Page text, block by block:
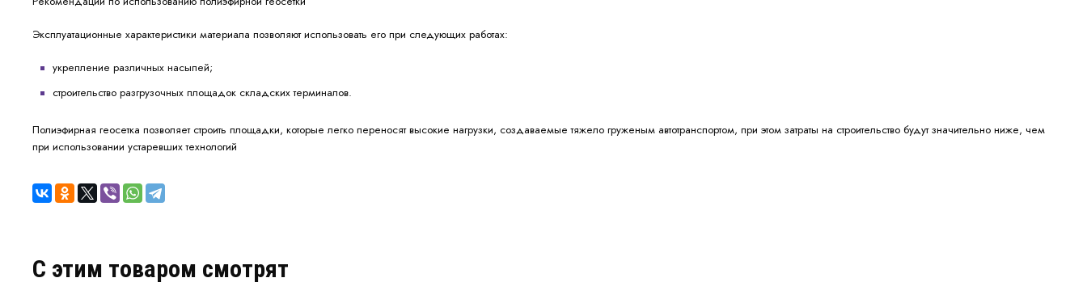
Эксплуатационные характеристики материала позволяют использовать его при следующих работах:
укрепление различных насыпей;
строительство разгрузочных площадок складских терминалов.
Полиэфирная геосетка позволяет строить площадки, которые легко переносят высокие нагрузки, создаваемые тяжело груженым автотранспортом, при этом затраты на строительство будут значительно ниже, чем
при использовании устаревших технологий
C этим товаром смотрят